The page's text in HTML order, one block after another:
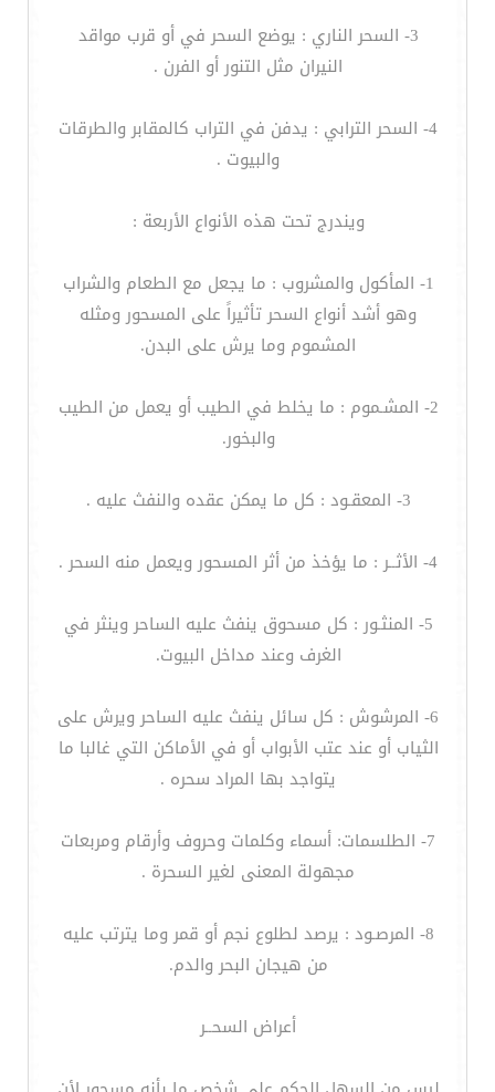
3- السحر الناري : يوضع السحر في أو قرب مواقد
النيران مثل التنور أو الفرن .
4- السحر الترابي : يدفن في التراب كالمقابر والطرقات
والبيوت .
ويندرج تحت هذه الأنواع الأربعة :
1- المأكول والمشروب : ما يجعل مع الطعام والشراب
وهو أشد أنواع السحر تأثيراً على المسحور ومثله
المشموم وما يرش على البدن.
2- المشـموم : ما يخلط في الطيب أو يعمل من الطيب
والبخور.
3- المعقـود : كل ما يمكن عقده والنفث عليه .
4- الأثــر : ما يؤخذ من أثر المسحور ويعمل منه السحر .
5- المنثـور : كل مسحوق ينفث عليه الساحر وينثر في
الغرف وعند مداخل البيوت.
6- المرشوش : كل سائل ينفث عليه الساحر ويرش على
الثياب أو عند عتب الأبواب أو في الأماكن التي غالبا ما
يتواجد بها المراد سحره .
7- الطلسمات: أسماء وكلمات وحروف وأرقام ومربعات
مجهولة المعنى لغير السحرة .
8- المرصـود : يرصد لطلوع نجم أو قمر وما يترتب عليه
من هيجان البحر والدم.
أعراض السحــر